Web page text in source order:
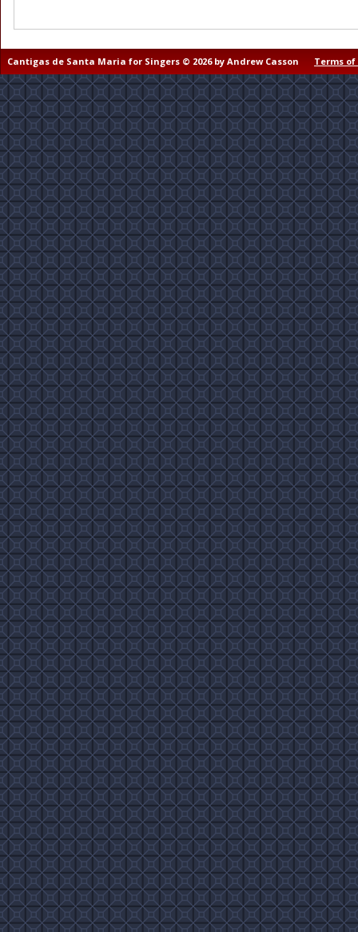
Cantigas de Santa Maria for Singers © 2026 by Andrew Casson Terms of